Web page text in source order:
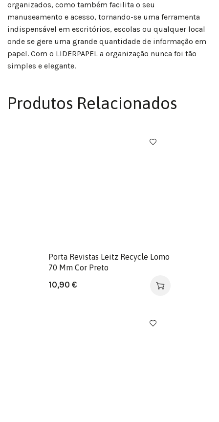
organizados, como também facilita o seu
manuseamento e acesso, tornando-se uma ferramenta
indispensável em escritórios, escolas ou qualquer local
onde se gere uma grande quantidade de informação em
papel. Com o LIDERPAPEL a organização nunca foi tão
simples e elegante.
Produtos Relacionados
Porta Revistas Leitz Recycle Lomo
70 Mm Cor Preto
10,90 €